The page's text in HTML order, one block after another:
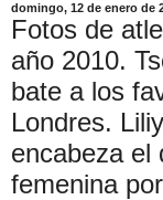
domingo, 12 de enero de
Fotos de
año 2010.
bate a los
Londres.
encabeza el
femenina